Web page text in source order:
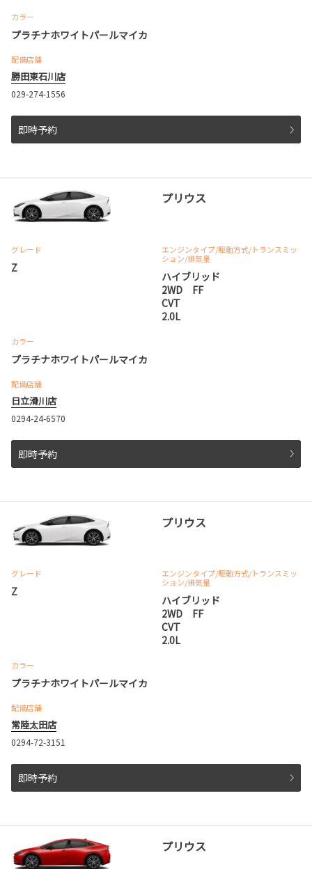
カラー
プラチナホワイトパールマイカ
配備店舗
勝田東石川店
029-274-1556
即時予約
プリウス
グレード
Z
エンジンタイプ/駆動方式/トランスミッ
ション/排気量
ハイブリッド
2WD FF
CVT
2.0L
カラー
プラチナホワイトパールマイカ
配備店舗
日立滑川店
0294-24-6570
即時予約
プリウス
グレード
Z
エンジンタイプ/駆動方式/トランスミッ
ション/排気量
ハイブリッド
2WD FF
CVT
2.0L
カラー
プラチナホワイトパールマイカ
配備店舗
常陸太田店
0294-72-3151
即時予約
プリウス